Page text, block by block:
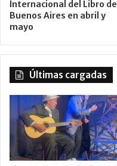
Internacional del Libro de
Buenos Aires en abril y
mayo
Últimas cargadas